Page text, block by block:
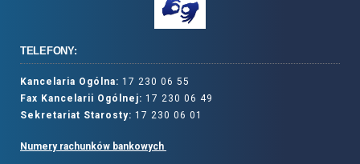
TELEFONY:
Kancelaria Ogólna: 17 230 06 55
Fax Kancelarii Ogólnej: 17 230 06 49
Sekretariat Starosty: 17 230 06 01
Numery rachunków bankowych